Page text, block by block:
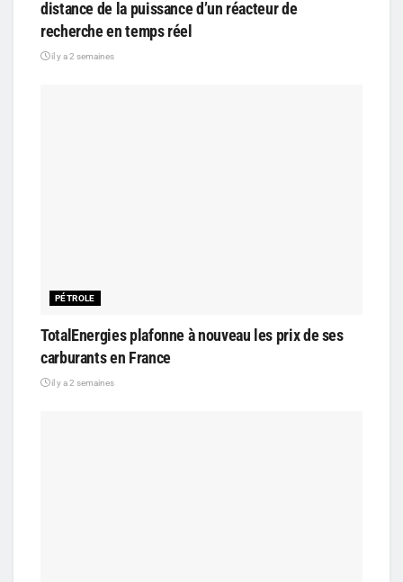
distance de la puissance d’un réacteur de
recherche en temps réel
il y a 2 semaines
PÉTROLE
TotalEnergies plafonne à nouveau les prix de ses
carburants en France
il y a 2 semaines